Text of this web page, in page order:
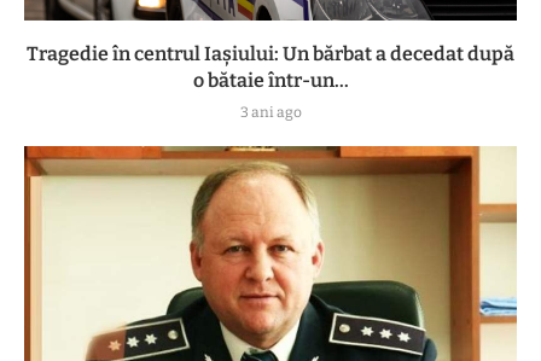
Tragedie în centrul Iașiului: Un bărbat a decedat după
o bătaie într-un...
3 ani ago